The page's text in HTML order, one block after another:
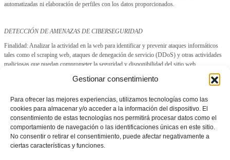
Gestionar consentimiento
Para ofrecer las mejores experiencias, utilizamos tecnologías como las
cookies para almacenar y/o acceder a la información del dispositivo. El
consentimiento de estas tecnologías nos permitirá procesar datos como el
comportamiento de navegación o las identificaciones únicas en este sitio.
No consentir o retirar el consentimiento, puede afectar negativamente a
ciertas características y funciones.
automatizadas ni elaboración de perfiles con los datos proporcionados.
DETECCIÓN DE AMENAZAS DE CIBERSEGURIDAD
Finalidad: Analizar la actividad en la web para identificar y prevenir ataques informáticos
tales como el scraping web, ataques de denegación de servicio (DDoS) y otras actividades
maliciosas que puedan comprometer la seguridad y disponibilidad del sitio web.
Base legítima: Cumplimiento de obligaciones legales (artículo 6.1.c) RGPD) e interés
Tipología de datos: Podemos recopilar y almacenar información técnica, incluyendo, pero
no limitado a, direcciones IP, agentes de usuario, registros de acceso, marcas de tiempo y
patrones de navegación. En caso de detectar actividad sospechosa, nos reservamos el
derecho de recopilar y conservar información adicional, incluyendo, pero no limitado a, el
contenido de las solicitudes HTTP, cookies y otros datos relevantes.